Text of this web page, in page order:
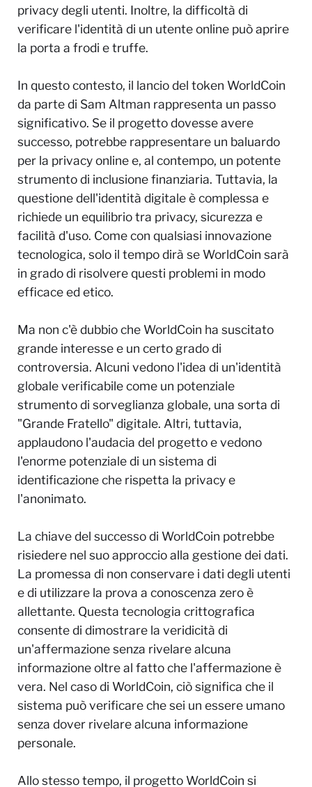
privacy degli utenti. Inoltre, la difficoltà di
verificare l'identità di un utente online può aprire
la porta a frodi e truffe.
In questo contesto, il lancio del token WorldCoin
da parte di Sam Altman rappresenta un passo
significativo. Se il progetto dovesse avere
successo, potrebbe rappresentare un baluardo
per la privacy online e, al contempo, un potente
strumento di inclusione finanziaria. Tuttavia, la
questione dell'identità digitale è complessa e
richiede un equilibrio tra privacy, sicurezza e
facilità d'uso. Come con qualsiasi innovazione
tecnologica, solo il tempo dirà se WorldCoin sarà
in grado di risolvere questi problemi in modo
efficace ed etico.
Ma non c'è dubbio che WorldCoin ha suscitato
grande interesse e un certo grado di
controversia. Alcuni vedono l'idea di un'identità
globale verificabile come un potenziale
strumento di sorveglianza globale, una sorta di
"Grande Fratello" digitale. Altri, tuttavia,
applaudono l'audacia del progetto e vedono
l'enorme potenziale di un sistema di
identificazione che rispetta la privacy e
l'anonimato.
La chiave del successo di WorldCoin potrebbe
risiedere nel suo approccio alla gestione dei dati.
La promessa di non conservare i dati degli utenti
e di utilizzare la prova a conoscenza zero è
allettante. Questa tecnologia crittografica
consente di dimostrare la veridicità di
un'affermazione senza rivelare alcuna
informazione oltre al fatto che l'affermazione è
vera. Nel caso di WorldCoin, ciò significa che il
sistema può verificare che sei un essere umano
senza dover rivelare alcuna informazione
personale.
Allo stesso tempo, il progetto WorldCoin si